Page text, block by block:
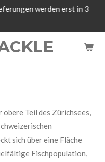
werden erst in 3
obere Teil des Zürichsees,
sich über eine Fläche
Fischpopulation,